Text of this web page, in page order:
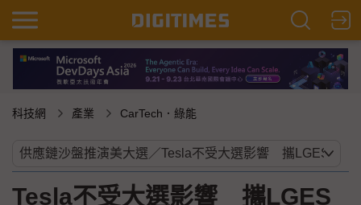
科技網 產業 CarTech．綠能
Tesla不受大選影響 攜LGES